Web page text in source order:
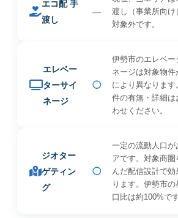
エコ配 手
渡し
—
渡し（事業所向け
対象外です。
エレベー
ターサイ
ネージ
◯
伊勢市のエレベー
ネージは対象物件
により異なります
件の有無・詳細は
わせください。
ジオター
ゲティン
グ
◯
一定の流動人口が
アです。対象商圏
んだ配信設計で効
ります。伊勢市の
口比は約100%です